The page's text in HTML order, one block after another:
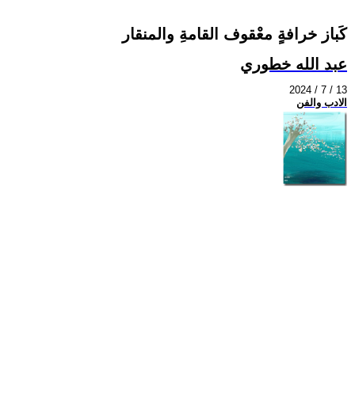
كَباز خرافةٍ معْقوف القامةِ والمنقار
عبد الله خطوري
2024 / 7 / 13
الادب والفن